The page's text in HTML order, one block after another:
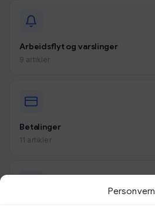
Personvern
Arbeidsflyt og varslinger
9 artikler
Betalinger
11 artikler